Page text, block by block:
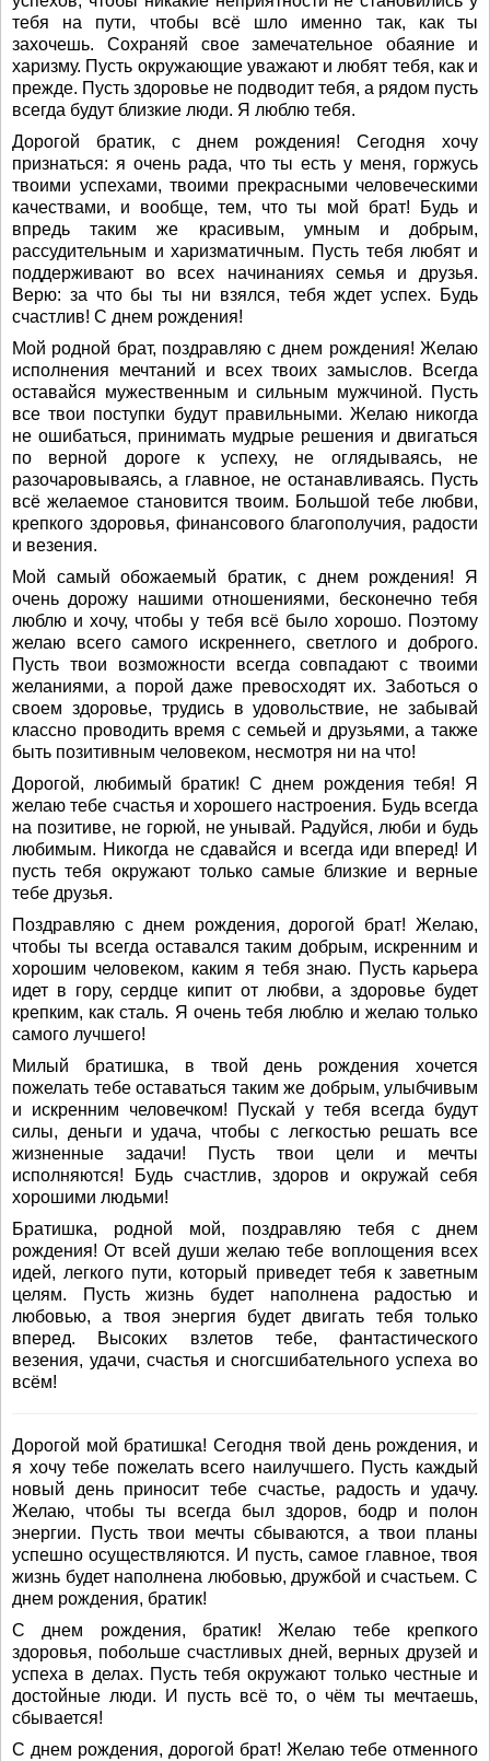
тебя на пути, чтобы всё шло именно так, как ты
захочешь. Сохраняй свое замечательное обаяние и
харизму. Пусть окружающие уважают и любят тебя, как и
прежде. Пусть здоровье не подводит тебя, а рядом пусть
всегда будут близкие люди. Я люблю тебя.
Дорогой братик, с днем рождения! Сегодня хочу
признаться: я очень рада, что ты есть у меня, горжусь
твоими успехами, твоими прекрасными человеческими
качествами, и вообще, тем, что ты мой брат! Будь и
впредь таким же красивым, умным и добрым,
рассудительным и харизматичным. Пусть тебя любят и
поддерживают во всех начинаниях семья и друзья.
Верю: за что бы ты ни взялся, тебя ждет успех. Будь
счастлив! С днем рождения!
Мой родной брат, поздравляю с днем рождения! Желаю
исполнения мечтаний и всех твоих замыслов. Всегда
оставайся мужественным и сильным мужчиной. Пусть
все твои поступки будут правильными. Желаю никогда
не ошибаться, принимать мудрые решения и двигаться
по верной дороге к успеху, не оглядываясь, не
разочаровываясь, а главное, не останавливаясь. Пусть
всё желаемое становится твоим. Большой тебе любви,
крепкого здоровья, финансового благополучия, радости
и везения.
Мой самый обожаемый братик, с днем рождения! Я
очень дорожу нашими отношениями, бесконечно тебя
люблю и хочу, чтобы у тебя всё было хорошо. Поэтому
желаю всего самого искреннего, светлого и доброго.
Пусть твои возможности всегда совпадают с твоими
желаниями, а порой даже превосходят их. Заботься о
своем здоровье, трудись в удовольствие, не забывай
классно проводить время с семьей и друзьями, а также
быть позитивным человеком, несмотря ни на что!
Дорогой, любимый братик! С днем рождения тебя! Я
желаю тебе счастья и хорошего настроения. Будь всегда
на позитиве, не горюй, не унывай. Радуйся, люби и будь
любимым. Никогда не сдавайся и всегда иди вперед! И
пусть тебя окружают только самые близкие и верные
тебе друзья.
Поздравляю с днем рождения, дорогой брат! Желаю,
чтобы ты всегда оставался таким добрым, искренним и
хорошим человеком, каким я тебя знаю. Пусть карьера
идет в гору, сердце кипит от любви, а здоровье будет
крепким, как сталь. Я очень тебя люблю и желаю только
самого лучшего!
Милый братишка, в твой день рождения хочется
пожелать тебе оставаться таким же добрым, улыбчивым
и искренним человечком! Пускай у тебя всегда будут
силы, деньги и удача, чтобы с легкостью решать все
жизненные задачи! Пусть твои цели и мечты
исполняются! Будь счастлив, здоров и окружай себя
хорошими людьми!
Братишка, родной мой, поздравляю тебя с днем
рождения! От всей души желаю тебе воплощения всех
идей, легкого пути, который приведет тебя к заветным
целям. Пусть жизнь будет наполнена радостью и
любовью, а твоя энергия будет двигать тебя только
вперед. Высоких взлетов тебе, фантастического
везения, удачи, счастья и сногсшибательного успеха во
всём!
Дорогой мой братишка! Сегодня твой день рождения, и
я хочу тебе пожелать всего наилучшего. Пусть каждый
новый день приносит тебе счастье, радость и удачу.
Желаю, чтобы ты всегда был здоров, бодр и полон
энергии. Пусть твои мечты сбываются, а твои планы
успешно осуществляются. И пусть, самое главное, твоя
жизнь будет наполнена любовью, дружбой и счастьем. С
днем рождения, братик!
С днем рождения, братик! Желаю тебе крепкого
здоровья, побольше счастливых дней, верных друзей и
успеха в делах. Пусть тебя окружают только честные и
достойные люди. И пусть всё то, о чём ты мечтаешь,
сбывается!
С днем рождения, дорогой брат! Желаю тебе отменного